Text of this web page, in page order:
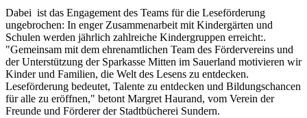
Dabei ist das Engagement des Teams für die Leseförderung
ungebrochen: In enger Zusammenarbeit mit Kindergärten und
Schulen werden jährlich zahlreiche Kindergruppen erreicht:.
"Gemeinsam mit dem ehrenamtlichen Team des Fördervereins und
der Unterstützung der Sparkasse Mitten im Sauerland motivieren wir
Kinder und Familien, die Welt des Lesens zu entdecken.
Leseförderung bedeutet, Talente zu entdecken und Bildungschancen
für alle zu eröffnen," betont Margret Haurand, vom Verein der
Freunde und Förderer der Stadtbücherei Sundern.